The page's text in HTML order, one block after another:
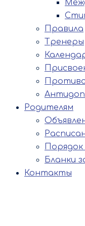
Правила
Тренеры
Родителям
Бланки
Контакты